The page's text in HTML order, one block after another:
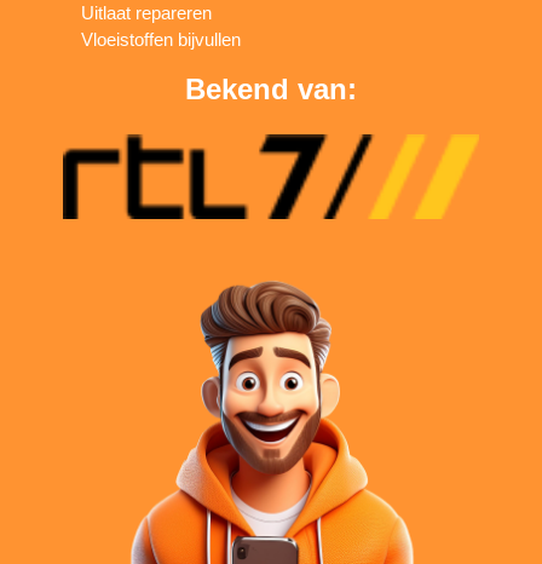
Uitlaat repareren
Vloeistoffen bijvullen
Bekend van: